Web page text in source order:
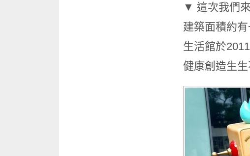
▼ 這次我們
建築面積約
生活館於
健康創造生